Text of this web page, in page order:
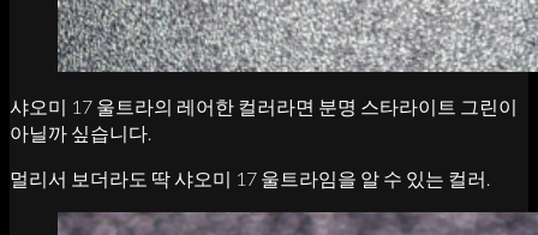
샤오미 17 울트라의 레어한 컬러라면 분명 스타라이트 그린이
아닐까 싶습니다.
멀리서 보더라도 딱 샤오미 17 울트라임을 알 수 있는 컬러.